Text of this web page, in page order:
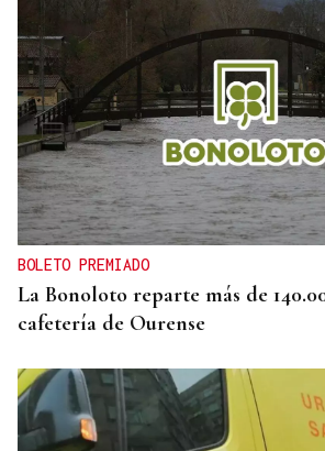
La Región
San Lorenzo
BOLETO PREMIADO
La Bonoloto reparte más de
cafetería de Ourense